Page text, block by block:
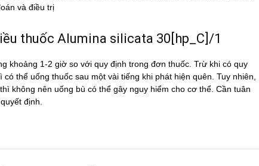
và điều trị
thuốc Alumina silicata 30[hp_C]/1
khoảng 1-2 giờ so với quy định trong đơn thuốc. Trừ khi có quy
thể uống thuốc sau một vài tiếng khi phát hiện quên. Tuy nhiên,
không nên uống bù có thể gây nguy hiểm cho cơ thể. Cần tuân
định.